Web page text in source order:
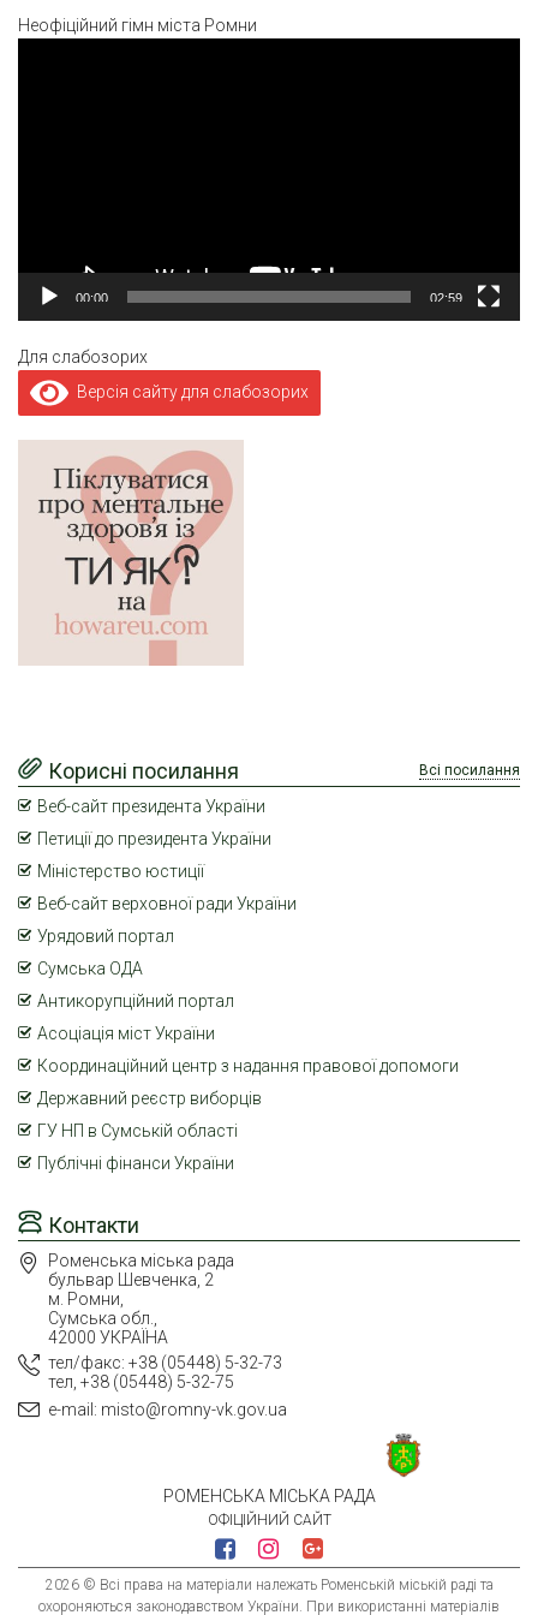
Неофіційний гімн міста Ромни
00:00 02:59
Для слабозорих
Версія сайту для слабозорих
РОМЕНСЬКА МІСЬКА РАДА
ОФІЦІЙНИЙ САЙТ
2026 © Всі права на матеріали належать Роменській міській раді та
охороняються законодавством України. При використанні матеріалів
Контакти
Роменська міська рада
бульвар Шевченка, 2
м. Ромни,
Сумська обл.,
42000 УКРАЇНА
тел/факс: +38 (05448) 5-32-73
тел, +38 (05448) 5-32-75
e-mail: misto@romny-vk.gov.ua
Корисні посилання Всі посилання
Веб-сайт президента України
Петиції до президента України
Міністерство юстиції
Веб-сайт верховної ради України
Урядовий портал
Сумська ОДА
Антикорупційний портал
Асоціація міст України
Координаційний центр з надання правової допомоги
Державний реєстр виборців
ГУ НП в Сумській області
Публічні фінанси України